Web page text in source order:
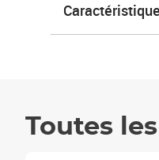
Toutes